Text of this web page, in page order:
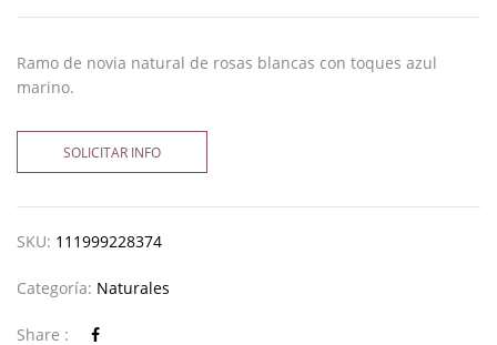
Ramo de novia natural de rosas blancas con toques azul
marino.
SOLICITAR INFO
SKU: 111999228374
Categoría: Naturales
Share :